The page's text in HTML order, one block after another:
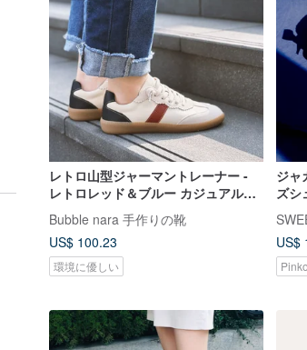
レトロ山型ジャーマントレーナー -
レトロレッド＆ブルー カジュアルシ
ューズ
Bubble nara 手作りの靴
US$ 100.23
環境に優しい
ジャ
ズシ
グセ
US$